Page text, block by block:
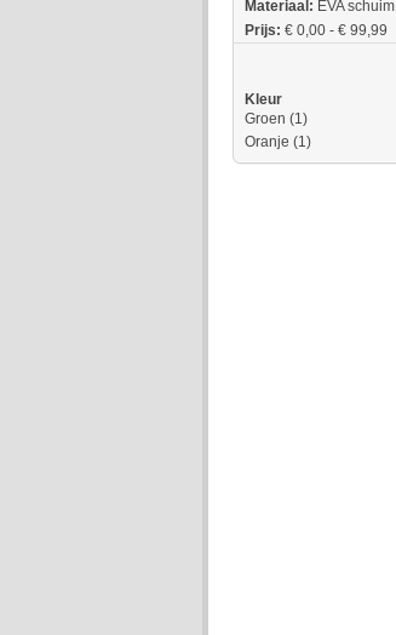
Materiaal: EVA schuim
Prijs: € 0,00 - € 99,99
Kleur
Groen (1)
Oranje (1)